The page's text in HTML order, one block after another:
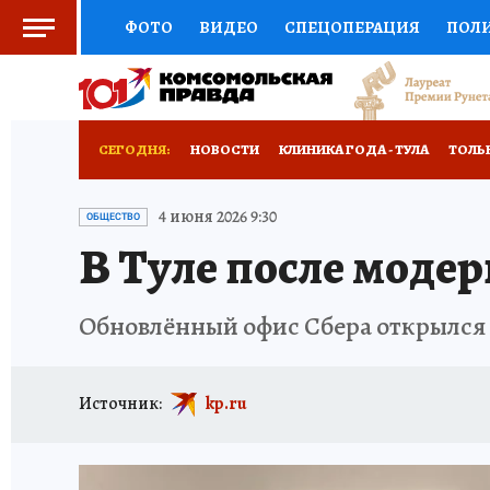
ФОТО ВИДЕО СПЕЦОПЕРАЦИЯ
СОЦПОДДЕРЖКА НАУКА СПОРТ
ПРЕСС-ЦЕНТР
РАДИО КП НОВОЕ
СЕГОДНЯ: НОВОСТИ КЛИНИКА ГОДА - ТУЛА
ЗАПОВЕДНАЯ РОССИЯ
ОБЩЕСТВО 4 июня 2026 9:30
В Туле после
Обновлённый офис Сбера открылся
Источник: kp.ru